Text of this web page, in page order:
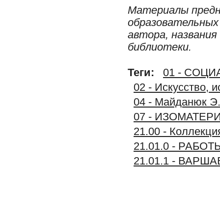
Материалы
автора,
библиотеки.
Теги:
01 -
02 - Искусство,
04 - Майданюк Э.
07 -
21.00 -
21.01.0 -
21.01.1 -